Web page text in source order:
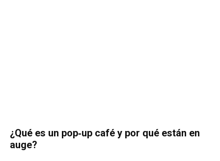
¿Qué es un pop‑up café y por qué están en
auge?